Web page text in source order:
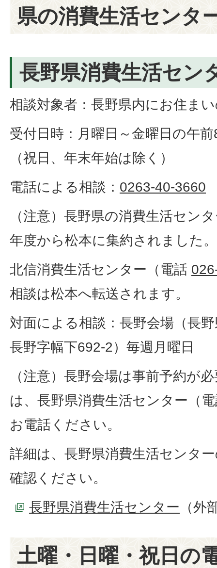
県の消費生活センタ
長野県消費生活セン
相談対象者：長野県内にお住ま
受付日時：月曜日～金曜日の午
（祝日、年末年始は除く）
電話による相談： 0263-40-3660
（注意）長野県の消費生活セン
年度から松本に集約されました。
北信消費生活センター（電話
相談は松本へ転送されます。
対面による相談：長野会場（長
長野字幅下692-2）毎週月曜日
（注意）長野会場は事前予約が
は、長野県消費生活センター（
お電話ください。
詳細は、長野県消費生活センタ
確認ください。
長野県消費生活センター （外
土曜・日曜・祝日の